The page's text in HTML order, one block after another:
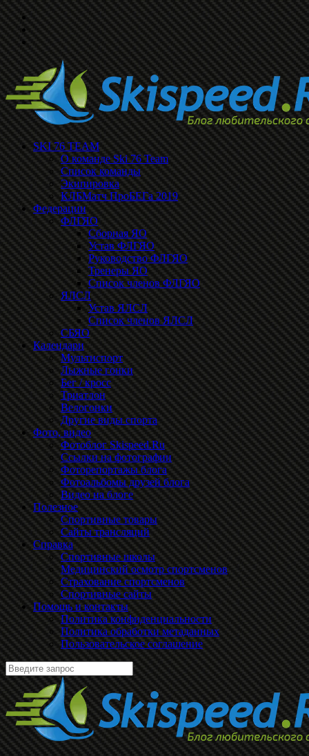
SKI 76 TEAM
О команде Ski 76 Team
Список команды
Экипировка
КЛБМатч ПроБЕГа 2019
Федерации
ФЛГЯО
Сборная ЯО
Устав ФЛГЯО
Руководство ФЛГЯО
Тренеры ЯО
Список членов ФЛГЯО
ЯЛСЛ
Устав ЯЛСЛ
Список членов ЯЛСЛ
СБЯО
Календари
Мультиспорт
Лыжные гонки
Бег / кросс
Триатлон
Велогонки
Другие виды спорта
Фото, видео
Фотоблог Skispeed.Ru
Ссылки на фотографии
Фоторепортажы блога
Фотоальбомы друзей блога
Видео на блоге
Полезное
Спортивные товары
Сайты трансляций
Справка
Спортивные школы
Медицинский осмотр спортсменов
Страхование спортсменов
Спортивные сайты
Помощь и контакты
Политика конфиденциальности
Политика обработки метаданных
Пользовательское соглашение